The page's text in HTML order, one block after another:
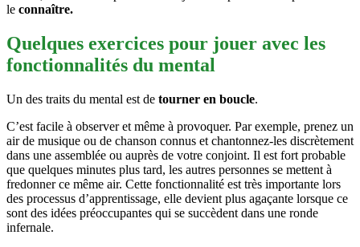
le connaître.
Quelques exercices pour jouer avec les
fonctionnalités du mental
Un des traits du mental est de tourner en boucle.
C’est facile à observer et même à provoquer. Par exemple, prenez un
air de musique ou de chanson connus et chantonnez-les discrètement
dans une assemblée ou auprès de votre conjoint. Il est fort probable
que quelques minutes plus tard, les autres personnes se mettent à
fredonner ce même air. Cette fonctionnalité est très importante lors
des processus d’apprentissage, elle devient plus agaçante lorsque ce
sont des idées préoccupantes qui se succèdent dans une ronde
infernale.